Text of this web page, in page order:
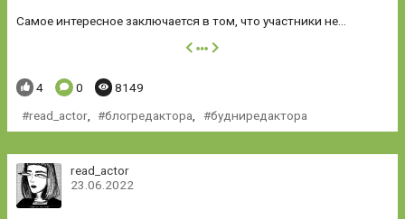
Самое интересное заключается в том, что участники не...
далее
Понравилось:
4 Комментариев:
0 Просмотров:
8149
read_actor, блогредактора будниредактора
read_actor
23.06.2022